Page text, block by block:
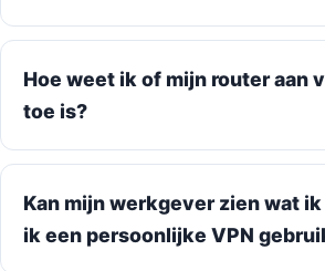
Hoe weet ik of mijn router aan
toe is?
Kan mijn werkgever zien wat
ik een persoonlijke VPN